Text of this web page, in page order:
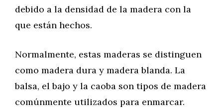
debido a la densidad de la madera con la
que están hechos.
Normalmente, estas maderas se distinguen
como madera dura y madera blanda. La
balsa, el bajo y la caoba son tipos de madera
comúnmente utilizados para enmarcar.